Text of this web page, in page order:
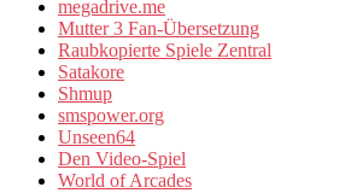
megadrive.me
Mutter 3 Fan-Übersetzung
Raubkopierte Spiele Zentral
Satakore
Shmup
smspower.org
Unseen64
Den Video-Spiel
World of Arcades